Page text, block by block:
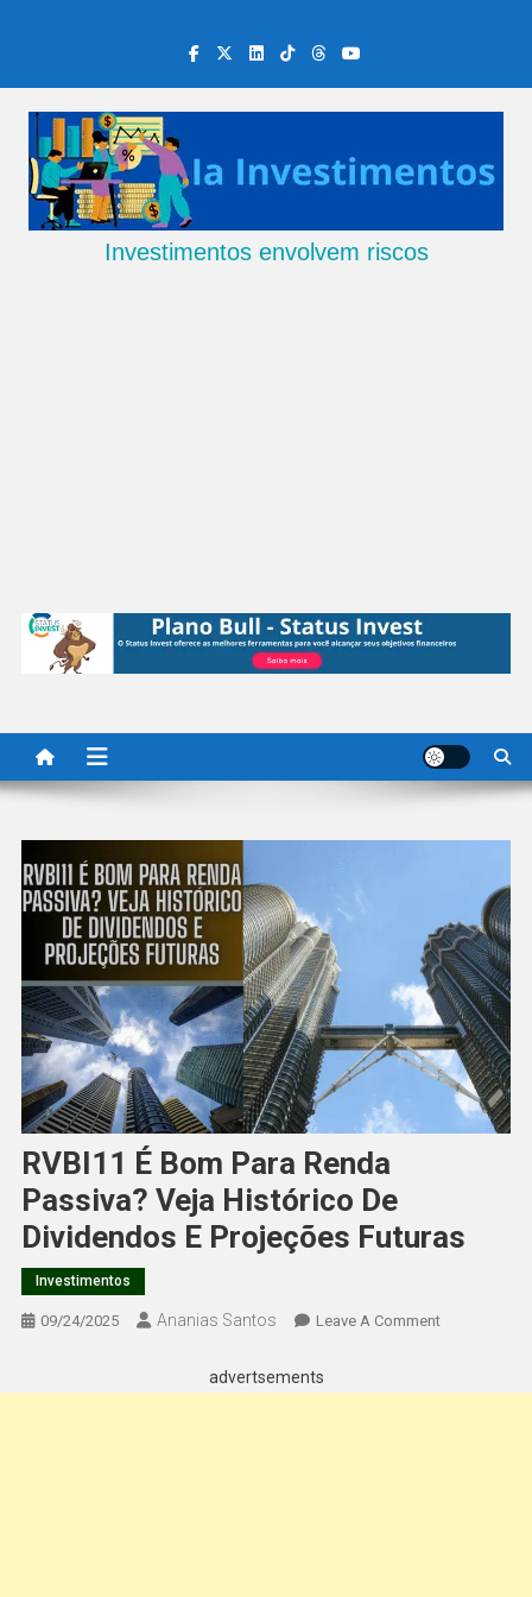
Investimentos envolvem riscos
RVBI11 É Bom Para Renda
Passiva? Veja Histórico De
Dividendos E Projeções Futuras
Investimentos
09/24/2025 Ananias Santos Leave A CommentOn
advertsements